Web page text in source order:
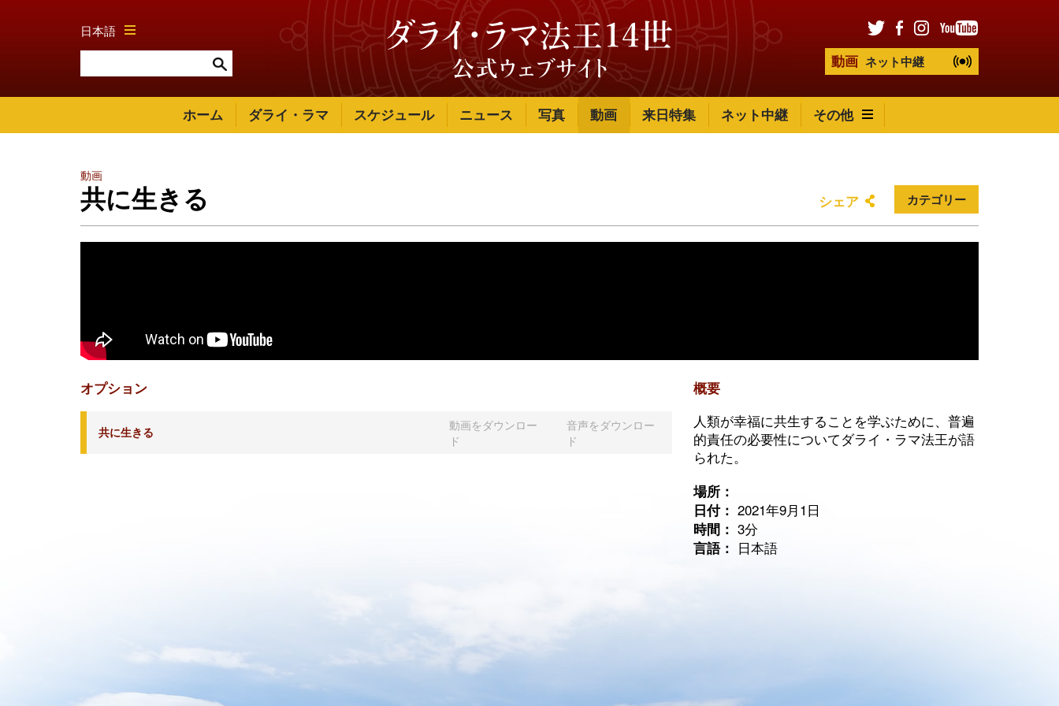
日本語
動画 ネット中継
ホーム ダライ・ラマ スケジュール ニュース 写真 動画 来日特集 ネット中継 その他
動画
共に生きる シェア カテゴリー
オプション
共に生きる
動画をダウンロー
ド
音声をダウンロー
ド
概要
人類が幸福に共生することを学ぶために、普遍
的責任の必要性についてダライ・ラマ法王が語
られた。
場所：
日付： 2021年9月1日
時間： 3分
言語： 日本語